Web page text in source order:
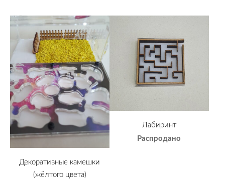
Декоративные камешки
(жёлтого цвета)
Лабиринт
Распродано